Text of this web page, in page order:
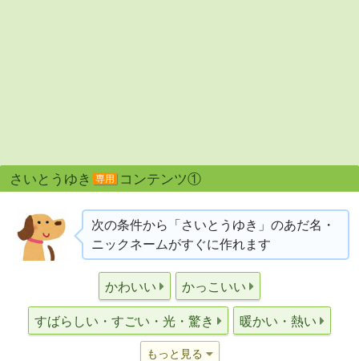
さいとうゆき 専用 コンテンツ①
次の条件から「さいとうゆき」のあだ名・
ニックネームがすぐに作れます
かわいい かっこいい
すばらしい・すごい・光・驚き 暖かい・熱い
もっと見る